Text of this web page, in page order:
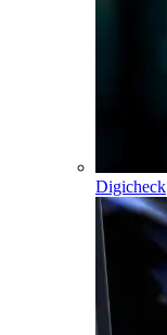
Digicheck